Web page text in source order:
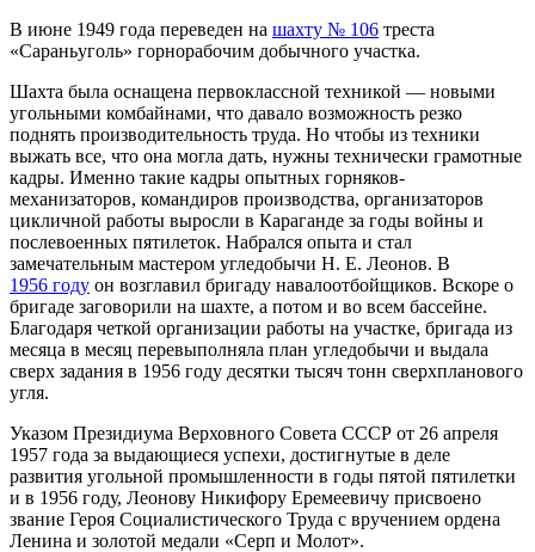
В июне 1949 года переведен на шахту № 106 треста
«Сараньуголь» горнорабочим добычного участка.
Шахта была оснащена первоклассной техникой — новыми
угольными комбайнами, что давало возможность резко
поднять производительность труда. Но чтобы из техники
выжать все, что она могла дать, нужны технически грамотные
кадры. Именно такие кадры опытных горняков-
механизаторов, командиров производства, организаторов
цикличной работы выросли в Караганде за годы войны и
послевоенных пятилеток. Набрался опыта и стал
замечательным мастером угледобычи Н. Е. Леонов. В
1956 году он возглавил бригаду навалоотбойщиков. Вскоре о
бригаде заговорили на шахте, а потом и во всем бассейне.
Благодаря четкой организации работы на участке, бригада из
месяца в месяц перевыполняла план угледобычи и выдала
сверх задания в 1956 году десятки тысяч тонн сверхпланового
угля.
Указом Президиума Верховного Совета СССР от 26 апреля
1957 года за выдающиеся успехи, достигнутые в деле
развития угольной промышленности в годы пятой пятилетки
и в 1956 году, Леонову Никифору Еремеевичу присвоено
звание Героя Социалистического Труда с вручением ордена
Ленина и золотой медали «Серп и Молот».